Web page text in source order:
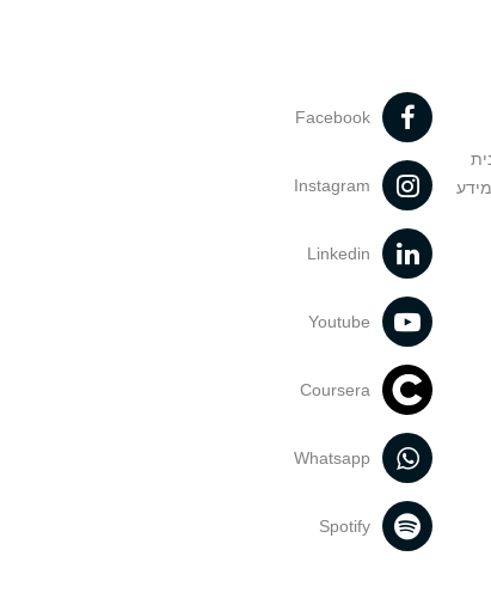
Facebook
Instagram
Linkedin
Youtube
Coursera
Whatsapp
Spotify